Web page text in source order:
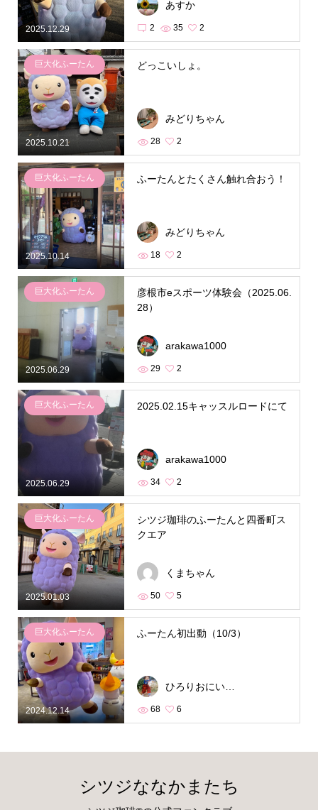
2025.12.29
あすか
2 35 2
2025.10.21
巨大化ふーたん どっこいしょ。
みどりちゃん
28 2
2025.10.14
巨大化ふーたん ふーたんとたくさん触れ合おう！
みどりちゃん
18 2
2025.06.29
巨大化ふーたん
彦根市eスポーツ体験会（2025.06.
28）
arakawa1000
29 2
2025.06.29
巨大化ふーたん 2025.02.15キャッスルロードにて
arakawa1000
34 2
2025.01.03
巨大化ふーたん
シツジ珈琲のふーたんと四番町ス
クエア
くまちゃん
50 5
2024.12.14
巨大化ふーたん ふーたん初出動（10/3）
ひろりおにいさん
68 6
シツジななかまたち